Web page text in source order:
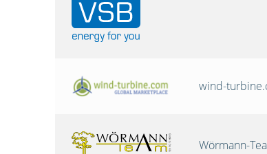
wind-
Wörmann-